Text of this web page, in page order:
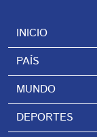
INICIO
PAÍS
MUNDO
DEPORTES